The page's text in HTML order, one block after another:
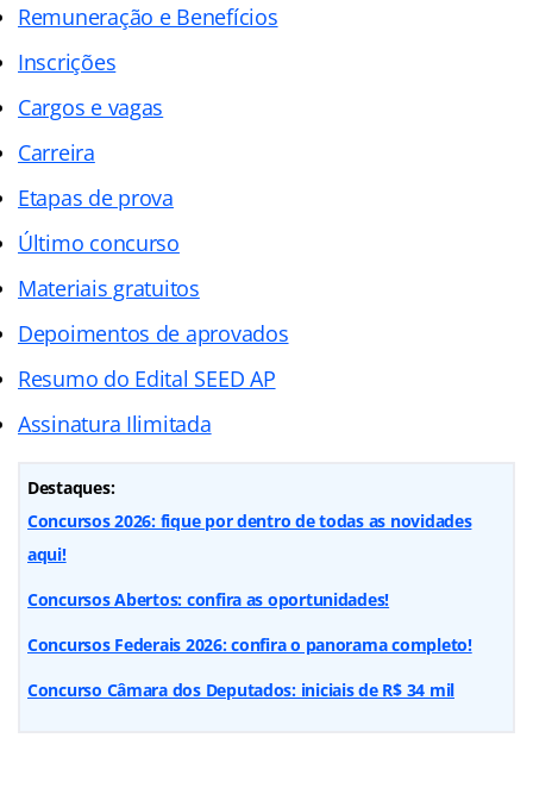
Remuneração e Benefícios
Inscrições
Cargos e vagas
Carreira
Etapas de prova
Último concurso
Materiais gratuitos
Depoimentos de aprovados
Resumo do Edital SEED AP
Assinatura Ilimitada
Destaques:
Concursos 2026: fique por dentro de todas as novidades
aqui!
Concursos Abertos: confira as oportunidades!
Concursos Federais 2026: confira o panorama completo!
Concurso Câmara dos Deputados: iniciais de R$ 34 mil